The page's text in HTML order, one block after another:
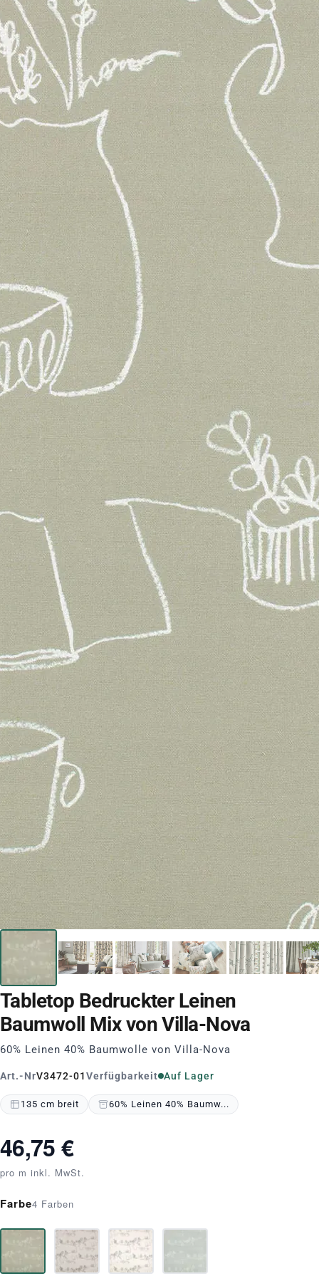
Tabletop Bedruckter Leinen
Baumwoll Mix von Villa-Nova
60% Leinen 40% Baumwolle von Villa-Nova
Art.-NrV3472-01Verfügbarkeit Auf Lager
135 cm breit 60% Leinen 40% Baumw...
46,75 €
pro m inkl. MwSt.
Farbe4 Farben